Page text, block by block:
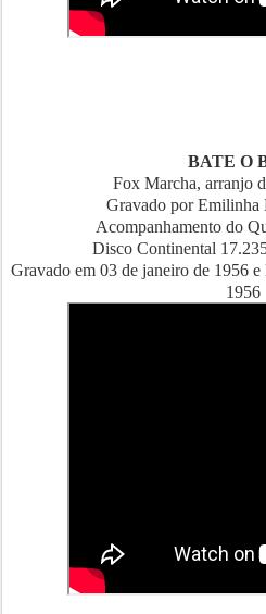
BATE O
Fox Marcha, arranjo
Gravado por
Acompanhamento do
Disco Continental
Gravado em 03 de janeiro de 1956
1956